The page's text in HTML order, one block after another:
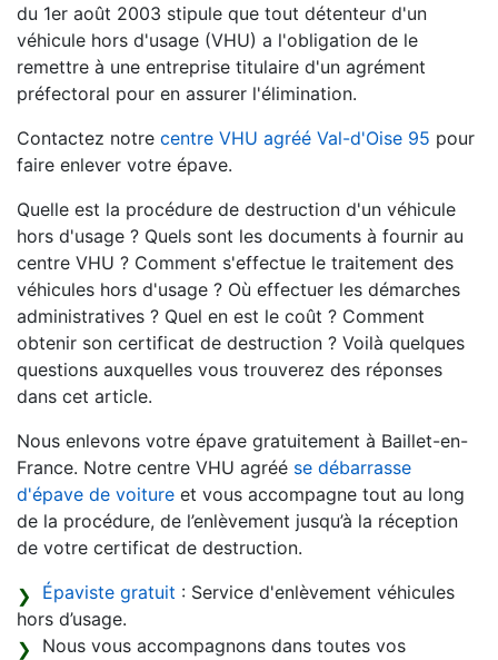
du 1er août 2003 stipule que tout détenteur d'un
véhicule hors d'usage (VHU) a l'obligation de le
remettre à une entreprise titulaire d'un agrément
préfectoral pour en assurer l'élimination.
Contactez notre centre VHU agréé Val-d'Oise 95 pour
faire enlever votre épave.
Quelle est la procédure de destruction d'un véhicule
hors d'usage ? Quels sont les documents à fournir au
centre VHU ? Comment s'effectue le traitement des
véhicules hors d'usage ? Où effectuer les démarches
administratives ? Quel en est le coût ? Comment
obtenir son certificat de destruction ? Voilà quelques
questions auxquelles vous trouverez des réponses
dans cet article.
Nous enlevons votre épave gratuitement à Baillet-en-
France. Notre centre VHU agréé se débarrasse
d'épave de voiture et vous accompagne tout au long
de la procédure, de l’enlèvement jusqu’à la réception
de votre certificat de destruction.
Épaviste gratuit : Service d'enlèvement véhicules
hors d’usage.
Nous vous accompagnons dans toutes vos